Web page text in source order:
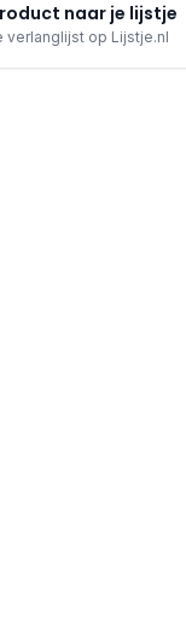
naar je lijstje
verlanglijst op Lijstje.nl